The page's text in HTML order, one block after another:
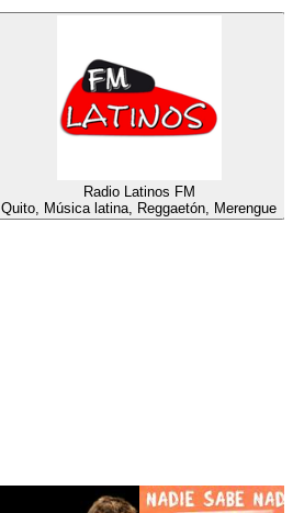
Radio Latinos FM
Quito, Música latina, Reggaetón, Merengue